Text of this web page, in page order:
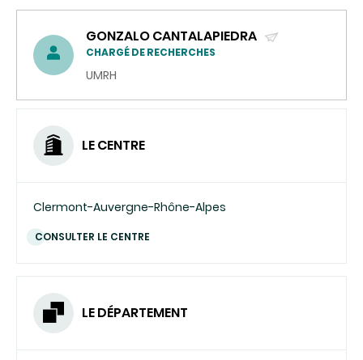
GONZALO CANTALAPIEDRA
(ENVOYER
UN
CHARGÉ DE RECHERCHES
UMRH
LE CENTRE
Clermont-Auvergne-Rhône-Alpes
CONSULTER LE CENTRE
LE DÉPARTEMENT